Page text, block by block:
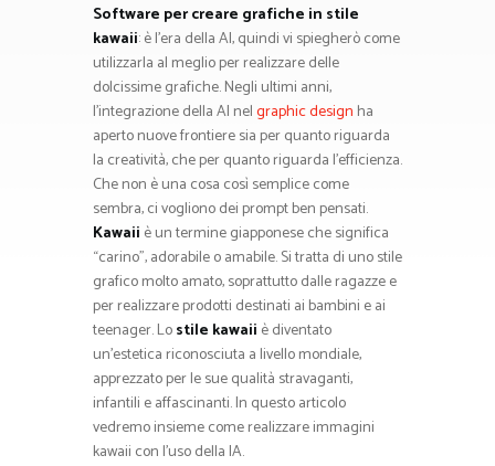
Software per creare grafiche in stile
kawaii: è l’era della AI, quindi vi spiegherò come
utilizzarla al meglio per realizzare delle
dolcissime grafiche. Negli ultimi anni,
l’integrazione della AI nelgraphic design ha
aperto nuove frontiere sia per quanto riguarda
la creatività, che per quanto riguarda l’efficienza.
Che non è una cosa così semplice come
sembra, ci vogliono dei prompt ben pensati.
Kawaii è un termine giapponese che significa
“carino”, adorabile o amabile. Si tratta di uno stile
grafico molto amato, soprattutto dalle ragazze e
per realizzare prodotti destinati ai bambini e ai
teenager. Lostile kawaii è diventato
un’estetica riconosciuta a livello mondiale,
apprezzato per le sue qualità stravaganti,
infantili e affascinanti. In questo articolo
vedremo insieme come realizzare immagini
kawaii con l’uso della IA.